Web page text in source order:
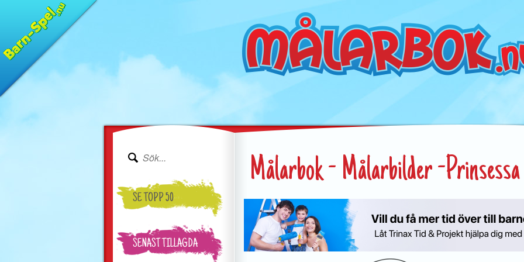
SE TOPP 50
SENAST TILLAGDA
Målarbok - Målarbilder -Prinsessa